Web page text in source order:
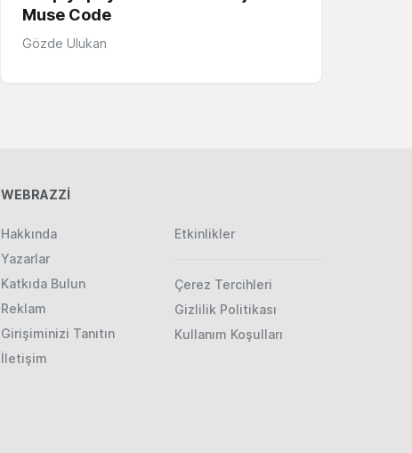
Muse Code
Gözde Ulukan
WEBRAZZİ
Hakkında
Yazarlar
Katkıda Bulun
Reklam
Girişiminizi Tanıtın
İletişim
Etkinlikler
Çerez Tercihleri
Gizlilik Politikası
Kullanım Koşulları